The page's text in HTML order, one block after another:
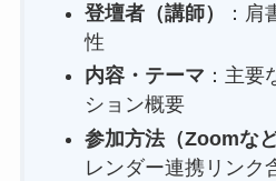
登壇者（講師）
：肩
性
内容・テーマ ：主要
ション概要
参加方法（Zoomなど
レンダー連携リンク